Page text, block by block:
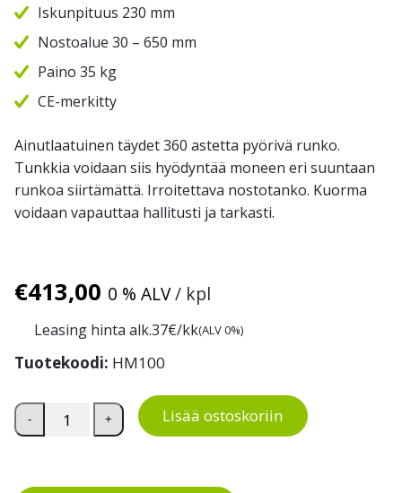
Iskunpituus 230 mm
Nostoalue 30 – 650 mm
Paino 35 kg
CE-merkitty
Ainutlaatuinen täydet 360 astetta pyörivä runko.
Tunkkia voidaan siis hyödyntää moneen eri suuntaan
runkoa siirtämättä. Irroitettava nostotanko. Kuorma
voidaan vapauttaa hallitusti ja tarkasti.
€413,00 0 % ALV/ kpl
Leasing hinta alk.37€/kk(ALV 0%)
Tuotekoodi: HM100
Hydraulinen yleistunkki HM100 10T määrä
- + Lisää ostoskoriin